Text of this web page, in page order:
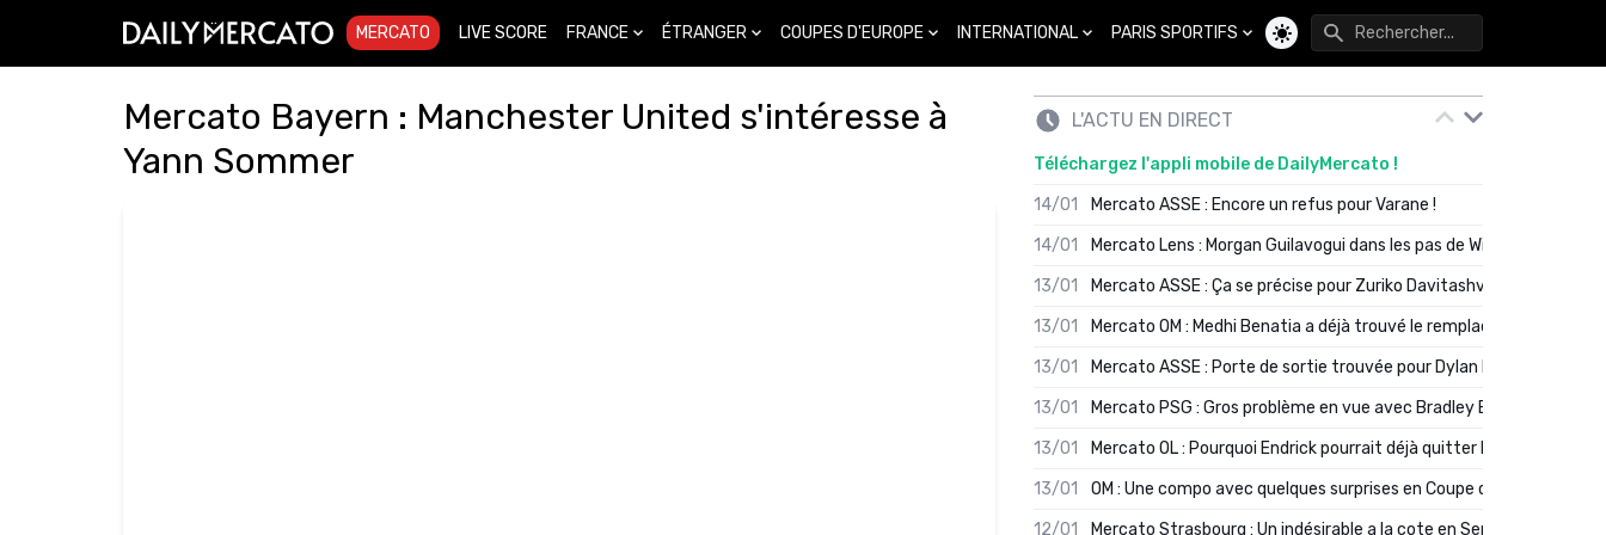
MERCATO LIVE SCORE FRANCE ÉTRANGER COUPES D'EUROPE INTERNATIONAL PARIS SPORTIFS
Changer de thème
Mercato Bayern : Manchester United s'intéresse à
Yann Sommer
L'ACTU EN DIRECT
Téléchargez l'appli mobile de DailyMercato !
14/01
Mercato ASSE : Encore un refus pour Varane !
14/01
Mercato Lens : Morgan Guilavogui dans les pas de Will Still ?
13/01
Mercato ASSE : Ça se précise pour Zuriko Davitashvili
13/01
Mercato OM : Medhi Benatia a déjà trouvé le remplaçant de Robinio
13/01
Mercato ASSE : Porte de sortie trouvée pour Dylan Batubinsika
13/01
Mercato PSG : Gros problème en vue avec Bradley Barcola ?
13/01
Mercato OL : Pourquoi Endrick pourrait déjà quitter Lyon en janvier
13/01
OM : Une compo avec quelques surprises en Coupe de France
12/01
Mercato Strasbourg : Un indésirable a la cote en Serie A